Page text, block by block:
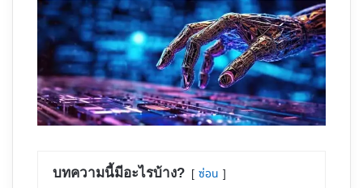
บทความนี้มีอะไรบ้าง? ซ่อน